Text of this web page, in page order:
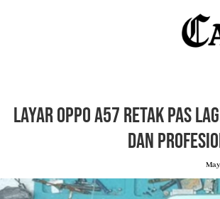
Layar OPPO A57 Retak Pas
dan